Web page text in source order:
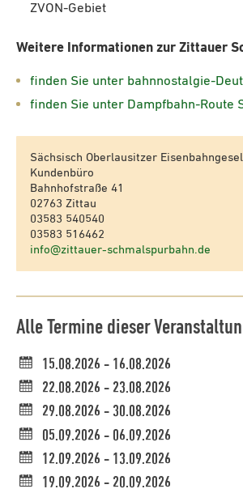
ZVON-Gebiet
Weitere Informationen zur Zittauer
finden Sie unter bahnnostalgie-
finden Sie unter Dampfbahn-Route
Sächsisch Oberlausitzer
Kundenbüro
Bahnhofstraße 41
02763 Zittau
03583 540540
03583 516462
info@zittauer-schmalspurbahn.de
Alle Termine dieser
15.08.2026 - 16.08.2026
22.08.2026 - 23.08.2026
29.08.2026 - 30.08.2026
05.09.2026 - 06.09.2026
12.09.2026 - 13.09.2026
19.09.2026 - 20.09.2026